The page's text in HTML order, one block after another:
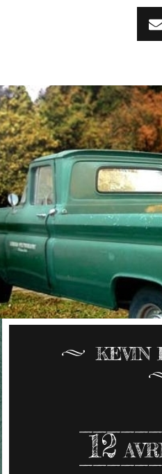
KEVIN
12